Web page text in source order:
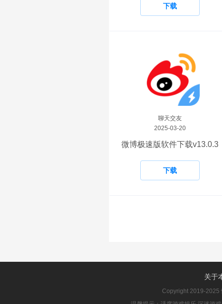
下载
聊天交友
2025-03-20
微博极速版软件下载v13.0.3
下载
关于
Copyright 2019-2025